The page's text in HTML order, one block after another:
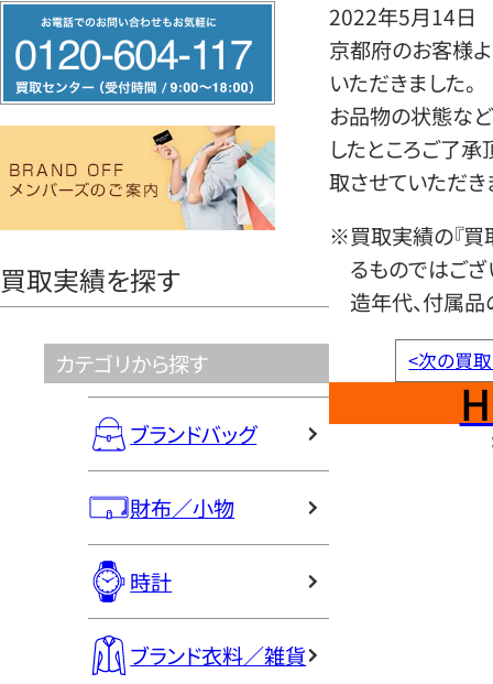
リ
ー
ヤ
買取実績を探す
カテゴリから探す
ブランドバッグ
財布／小物
時計
ブランド衣料／雑貨
2022年5月14日
京都府のお客様
いただきました。
お品物の状態など
したところご了
取させていただき
※買取実績の『買
るものではござ
造年代、付属品
<次の買